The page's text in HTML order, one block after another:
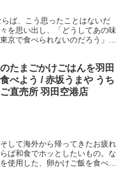
ば、こう思ったことはないだ
を思い出し、「どうしてあの味
京で食べられないのだろう」
たまごかけごはんを羽田
べよう / 赤坂うまや うち
直売所 羽田空港店
して海外から帰ってきたお疲れ
ば和食でホッとしたいもの。な
使用した、卵かけご飯を食べて